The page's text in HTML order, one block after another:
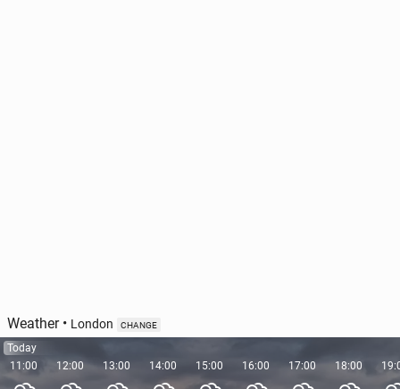
Weather• London CHANGE
Today
11:00
12:00 13:00 14:00 15:00 16:00 17:00 18:00